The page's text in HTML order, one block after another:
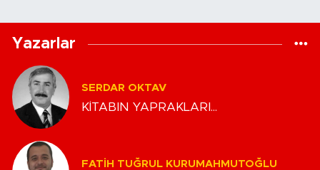
Yazarlar
SERDAR OKTAV
KİTABIN YAPRAKLARI...
FATIH TUĞRUL KURUMAHMUTOĞLU